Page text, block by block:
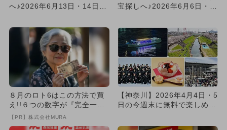
へ♪2026年6月13日・14日開
宝探しへ♪2026年6月6日・7
８月のロト6はこの方法で買
え!!６つの数字が『完全一
致』する方法
【PR】株式会社MURA
【神奈川】2026年4月4日・5
日の今週末に無料で楽しめる